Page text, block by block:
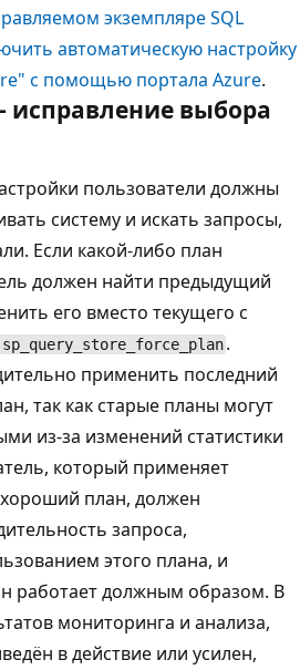
экземпляре SQL
автоматическую настройку
с помощью портала Azure.
исправление выбора
пользователи должны
систему и искать запросы,
Если какой-либо план
должен найти предыдущий
его вместо текущего с
sp_query_store_force_plan .
применить последний
так как старые планы могут
из-за изменений статистики
который применяет
план, должен
запроса,
этого плана, и
работает должным образом. В
мониторинга и анализа,
в действие или усилен,